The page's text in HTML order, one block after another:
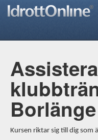
Borlänge
Kursen riktar sig till dig som